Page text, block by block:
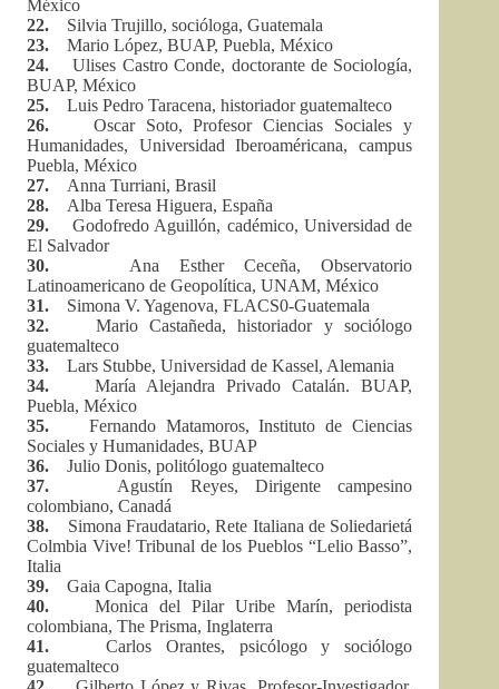
México
22.
Silvia Trujillo, socióloga, Guatemala
23.
Mario López, BUAP, Puebla, México
24. Ulises Castro Conde, doctorante de Sociología,
BUAP, México
25.
Luis Pedro Taracena, historiador guatemalteco
26. Oscar Soto, Profesor Ciencias Sociales y
Humanidades, Universidad Iberoaméricana, campus
Puebla, México
27. Anna Turriani, Brasil
28.
Alba Teresa Higuera, España
29. Godofredo Aguillón, cadémico, Universidad de
El Salvador
30.
Ana Esther Ceceña, Observatorio
Latinoamericano de Geopolítica, UNAM, México
31. Simona V. Yagenova, FLACS0-Guatemala
32.
Mario Castañeda, historiador y sociólogo
guatemalteco
33.
Lars Stubbe, Universidad de Kassel, Alemania
34.
María Alejandra Privado Catalán. BUAP,
Puebla, México
35. Fernando Matamoros, Instituto de Ciencias
Sociales y Humanidades, BUAP
36.
Julio Donis, politólogo guatemalteco
37. Agustín Reyes, Dirigente campesino
colombiano, Canadá
38. Simona Fraudatario, Rete Italiana de Soliedarietá
Colmbia Vive! Tribunal de los Pueblos “Lelio Basso”,
Italia
39.
Gaia Capogna, Italia
40.
Monica del Pilar Uribe Marín, periodista
colombiana, The Prisma, Inglaterra
41. Carlos Orantes, psicólogo y sociólogo
guatemalteco